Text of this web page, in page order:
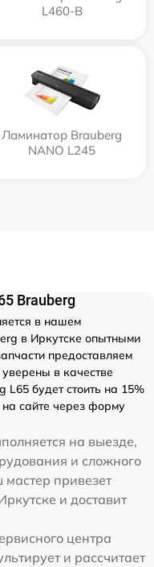
L460-B
Ламинатор Brauberg
NANO L245
Brauberg
в нашем
в Иркутске опытными
предоставляем
в качестве
L65 будет стоить на 15%
сайте через форму
на выезде,
и сложного
привезет
и доставит
центра
и рассчитает